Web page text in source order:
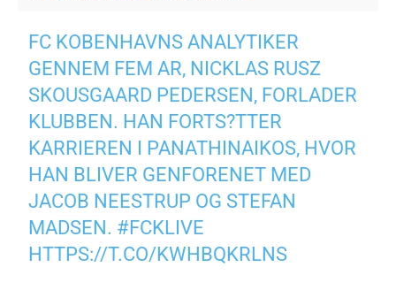
FC KOBENHAVNS ANALYTIKER
GENNEM FEM AR, NICKLAS RUSZ
SKOUSGAARD PEDERSEN, FORLADER
KLUBBEN. HAN FORTS?TTER
KARRIEREN I PANATHINAIKOS, HVOR
HAN BLIVER GENFORENET MED
JACOB NEESTRUP OG STEFAN
MADSEN. #FCKLIVE
HTTPS://T.CO/KWHBQKRLNS